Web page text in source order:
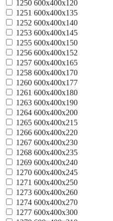
1250 600x400x120
1251 600x400x135
1252 600x400x140
1253 600x400x145
1255 600x400x150
1256 600x400x152
1257 600x400x165
1258 600x400x170
1260 600x400x177
1261 600x400x180
1263 600x400x190
1264 600x400x200
1265 600x400x215
1266 600x400x220
1267 600x400x230
1268 600x400x235
1269 600x400x240
1270 600x400x245
1271 600x400x250
1273 600x400x260
1274 600x400x270
1277 600x400x300